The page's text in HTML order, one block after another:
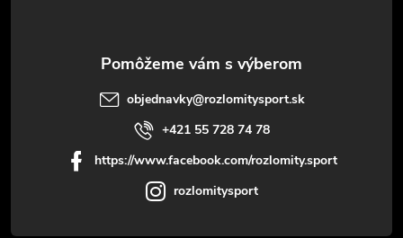
objednavky@rozlomitysport.sk
+421 55 728 74 78
https://www.facebook.com/rozlomity.sport
rozlomitysport